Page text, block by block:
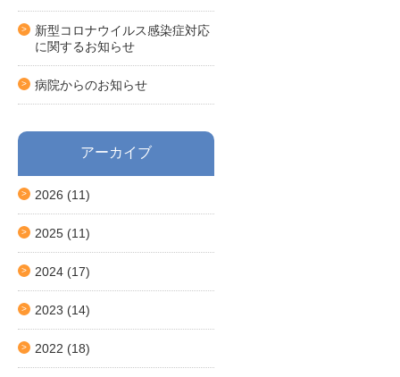
新型コロナウイルス感染症対応
に関するお知らせ
病院からのお知らせ
アーカイブ
2026 (11)
2025 (11)
2024 (17)
2023 (14)
2022 (18)